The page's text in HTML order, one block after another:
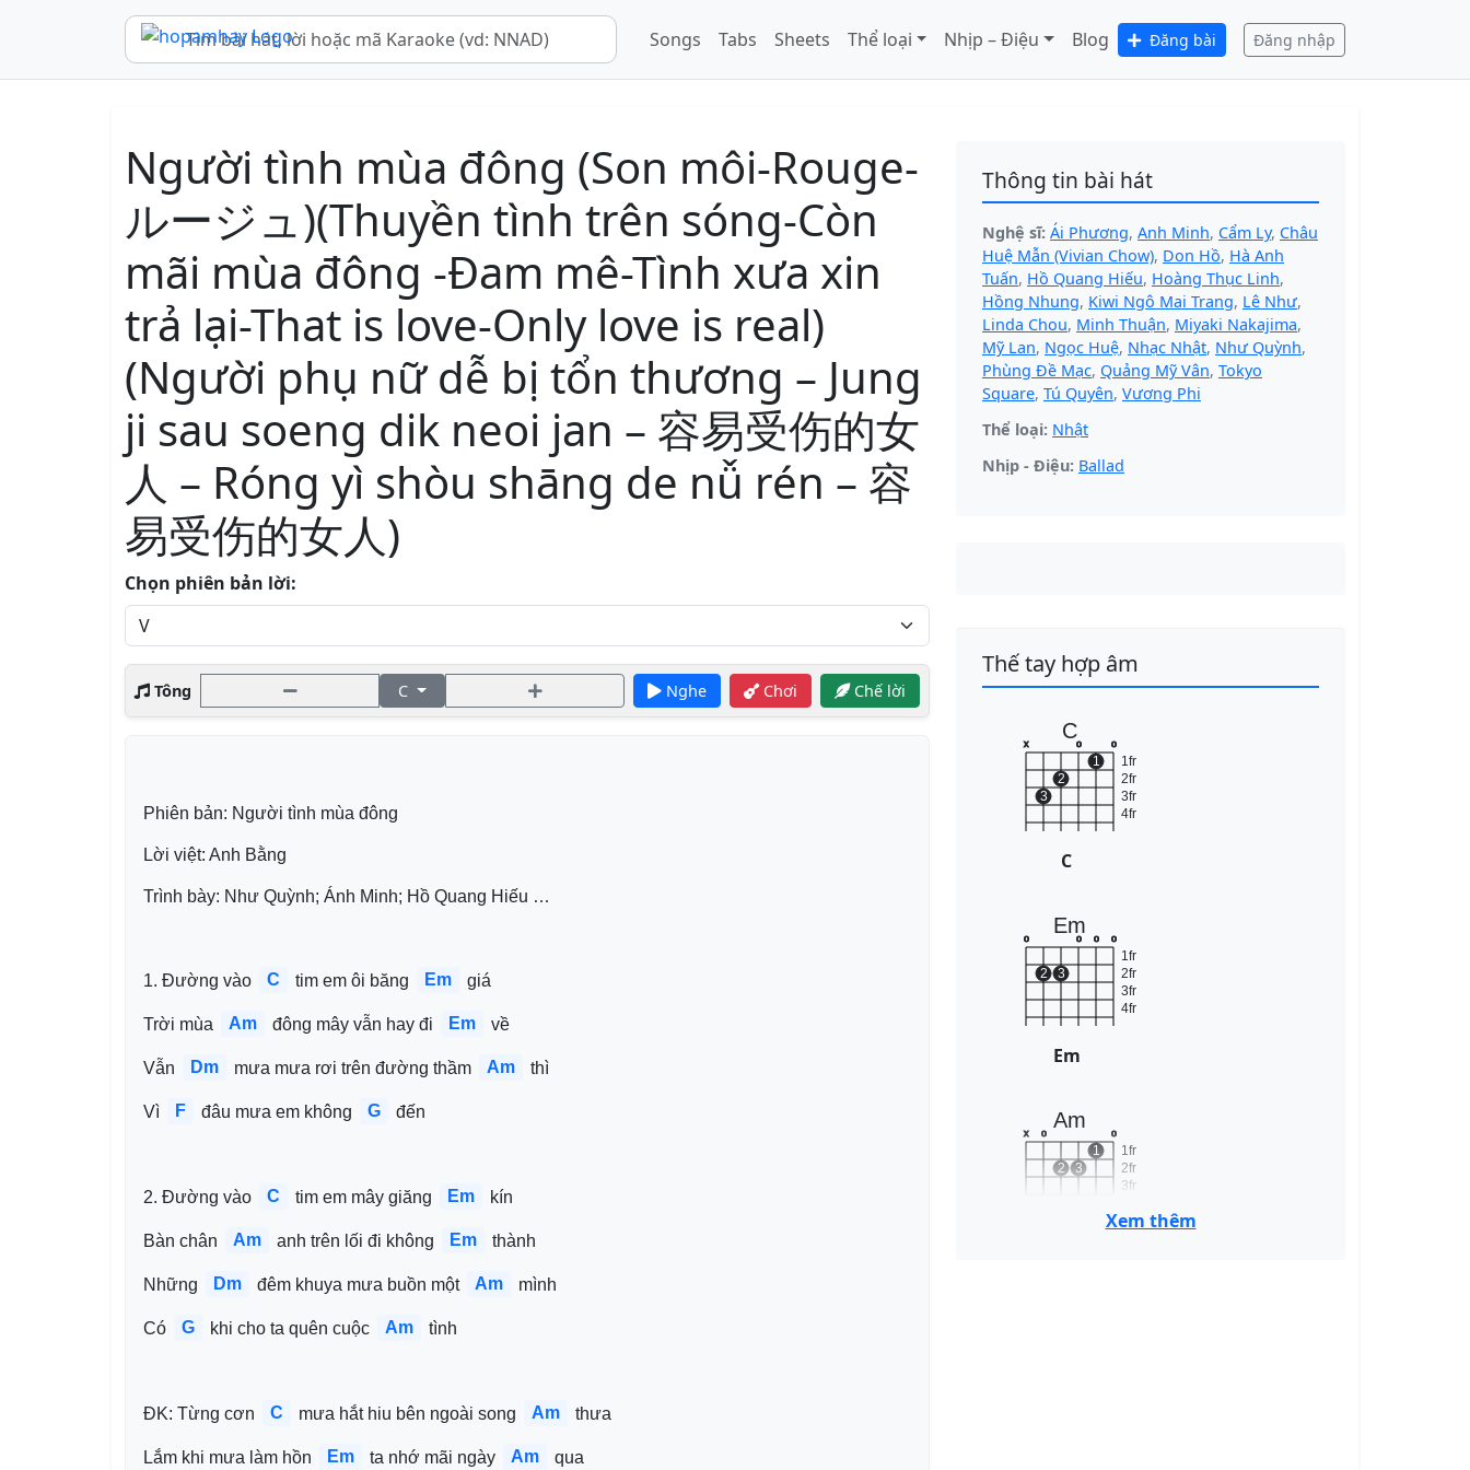
Songs Tabs Sheets Thể loại Nhịp – Điệu Blog Đăng bài Đăng nhập
Người tình mùa đông (Son môi-Rouge-
ルージュ)(Thuyền tình trên sóng-Còn
mãi mùa đông -Đam mê-Tình xưa xin
trả lại-That is love-Only love is real)
(Người phụ nữ dễ bị tổn thương – Jung
ji sau soeng dik neoi jan – 容易受伤的女
人 – Róng yì shòu shāng de nǚ rén – 容
易受伤的女人)
Chọn phiên bản lời:
Tông C Nghe Chơi Chế lời
Phiên bản: Người tình mùa đông
Lời việt: Anh Bằng
Trình bày: Như Quỳnh; Ánh Minh; Hồ Quang Hiếu …
1. Đường vào C tim em ôi băng Em giá
Trời mùa Am đông mây vẫn hay đi Em về
Vẫn Dm mưa mưa rơi trên đường thầm Am thì
Vì F đâu mưa em không G đến
2. Đường vào C tim em mây giăng Em kín
Bàn chân Am anh trên lối đi không Em thành
Những Dm đêm khuya mưa buồn một Am mình
Có G khi cho ta quên cuộc Am tình
ĐK: Từng cơn C mưa hắt hiu bên ngoài song Am thưa
Lắm khi mưa làm hồn Em ta nhớ mãi ngày Am qua
Thông tin bài hát
Nghệ sĩ: Ái Phương, Anh Minh, Cẩm Ly, Châu
Huệ Mẫn (Vivian Chow), Don Hồ, Hà Anh
Tuấn, Hồ Quang Hiếu, Hoàng Thục Linh,
Hồng Nhung, Kiwi Ngô Mai Trang, Lê Như,
Linda Chou, Minh Thuận, Miyaki Nakajima,
Mỹ Lan, Ngọc Huệ, Nhạc Nhật, Như Quỳnh,
Phùng Đề Mạc, Quảng Mỹ Vân, Tokyo
Square, Tú Quyên, Vương Phi
Thể loại: Nhật
Nhịp - Điệu: Ballad
Thế tay hợp âm
C
1fr
2fr
3fr
4fr
x
3
2
o
1
o
C
Em
1fr
2fr
3fr
4fr
o
2 3
o o o
Em
Am
1fr
2fr
3fr
x o
2 3
1
o
Xem thêm